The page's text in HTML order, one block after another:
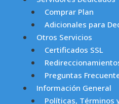
Comprar Plan
Adicionales para
Otros Servicios
Certificados SSL
Preguntas
Información General
Políticas, Términos